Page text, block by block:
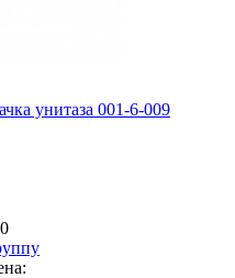
унитаза 001-6-009